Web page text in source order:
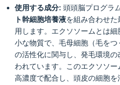
使用する成分: 頭頭脳プログラ
ト幹細胞培養液を組み合わせ
用します。エクソソームとは
小な物質で、毛母細胞（毛を
の活性化に関与し、発毛環境
われています。このエクソソー
高濃度で配合し、頭皮の細胞